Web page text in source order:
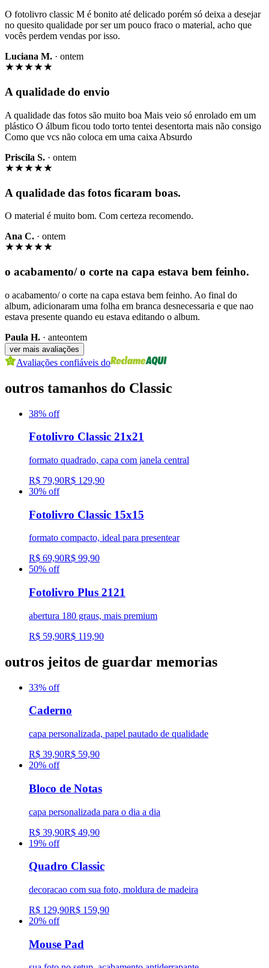
O fotolivro classic M é bonito até delicado porém só deixa a desejar
no quesito qualidade por ser um pouco fraco o material, acho que
vocês perdem vendas por isso.
Luciana M. · ontem
A qualidade do envio
A qualidade das fotos são muito boa Mais veio só enrolado em um
plástico O álbum ficou todo torto tentei desentorta mais não consigo
Como que vcs não coloca em uma caixa Absurdo
Priscila S. · ontem
A qualidade das fotos ficaram boas.
O material é muito bom. Com certeza recomendo.
Ana C. · ontem
o acabamento/ o corte na capa estava bem feinho.
o acabamento/ o corte na capa estava bem feinho. Ao final do
album, adicionaram uma folha em branca desnecessaria e que nao
estava presente quando eu estava editando o album.
Paula H. · anteontem
ver mais avaliações
Avaliações confiáveis do
outros tamanhos do Classic
38% off
Fotolivro Classic 21x21
formato quadrado, capa com janela central
R$ 79,90R$ 129,90
30% off
Fotolivro Classic 15x15
formato compacto, ideal para presentear
R$ 69,90R$ 99,90
50% off
Fotolivro Plus 2121
abertura 180 graus, mais premium
R$ 59,90R$ 119,90
outros jeitos de guardar memorias
33% off
Caderno
capa personalizada, papel pautado de qualidade
R$ 39,90R$ 59,90
20% off
Bloco de Notas
capa personalizada para o dia a dia
R$ 39,90R$ 49,90
19% off
Quadro Classic
decoracao com sua foto, moldura de madeira
R$ 129,90R$ 159,90
20% off
Mouse Pad